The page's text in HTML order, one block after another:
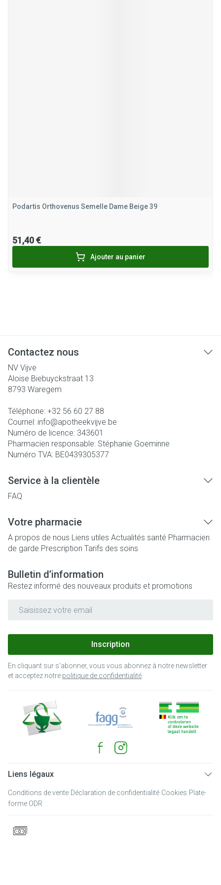
Podartis Orthovenus Semelle Dame Beige 39
51,40 €
Ajouter au panier
Contactez nous
NV Vijve
Aloise Biebuyckstraat 13
8793 Waregem
Téléphone: +32 56 60 27 88
Courriel: info@apotheekvijve.be
Numéro de licence: 343601
Pharmacien responsable: Stéphanie Goeminne
Numéro TVA: BE0439305377
Service à la clientèle
FAQ
Votre pharmacie
A propos de nous Liens utiles Actualités santé Pharmacien
de garde Prescription Tarifs des soins
Bulletin d’information
Restez informé des nouveaux produits et promotions
Inscription
En cliquant sur s'abonner, vous vous abonnez à notre newsletter
et acceptez notre politique de confidentialité
Liens légaux
Conditions de vente Déclaration de confidentialité Cookies Plate-
forme ODR